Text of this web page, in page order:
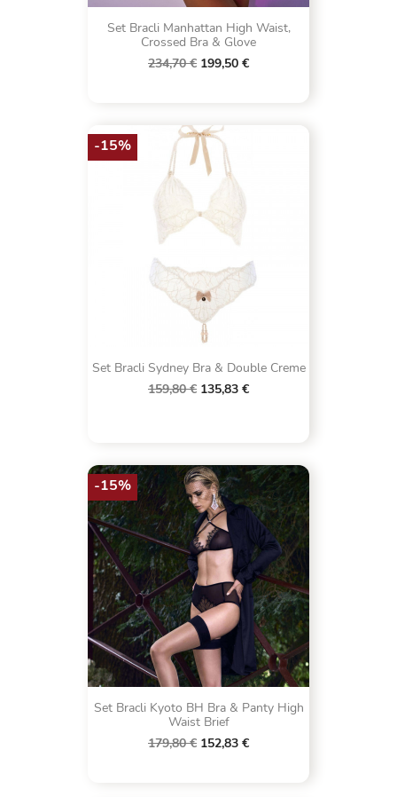
Set Bracli Manhattan High Waist,
Crossed Bra & Glove
234,70 € 199,50 €
Set Bracli Sydney Bra & Double Creme
159,80 € 135,83 €
-15%
Set Bracli Kyoto BH Bra & Panty High
Waist Brief
179,80 € 152,83 €
-15%